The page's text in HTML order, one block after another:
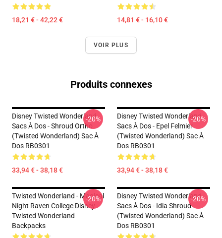
18,21 € - 42,22 € 14,81 € - 16,10 €
VOIR PLUS
Produits connexes
Disney Twisted Wonderland
Sacs À Dos - Shroud Ortho
(Twisted Wonderland) Sac À
Dos RB0301
33,94 € - 38,18 €
-20%
Disney Twisted Wonderland
Sacs À Dos - Epel Felmier
(Twisted Wonderland) Sac À
Dos RB0301
33,94 € - 38,18 €
-20%
Twisted Wonderland - Magical
Night Raven College Disney
Twisted Wonderland
Backpacks
-20%
Disney Twisted Wonderland
Sacs À Dos - Idia Shroud
(Twisted Wonderland) Sac À
Dos RB0301
-20%